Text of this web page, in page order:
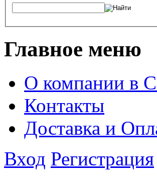
Главное меню
О компании в
Контакты
Доставка и
Вход Регистрация